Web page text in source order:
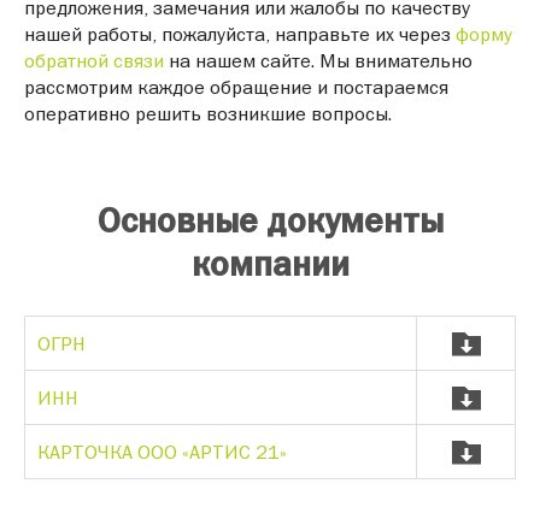
предложения, замечания или жалобы по качеству
нашей работы, пожалуйста, направьте их через форму
обратной связи на нашем сайте. Мы внимательно
рассмотрим каждое обращение и постараемся
оперативно решить возникшие вопросы.
Основные документы
компании
ОГРН
ИНН
КАРТОЧКА ООО «АРТИС 21»